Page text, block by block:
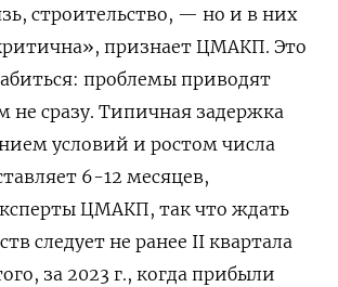
строительство, — но и в них
признает ЦМАКП. Это
проблемы приводят
не сразу. Типичная задержка
условий и ростом числа
6-12 месяцев,
ЦМАКП, так что ждать
следует не ранее II квартала
за 2023 г., когда прибыли